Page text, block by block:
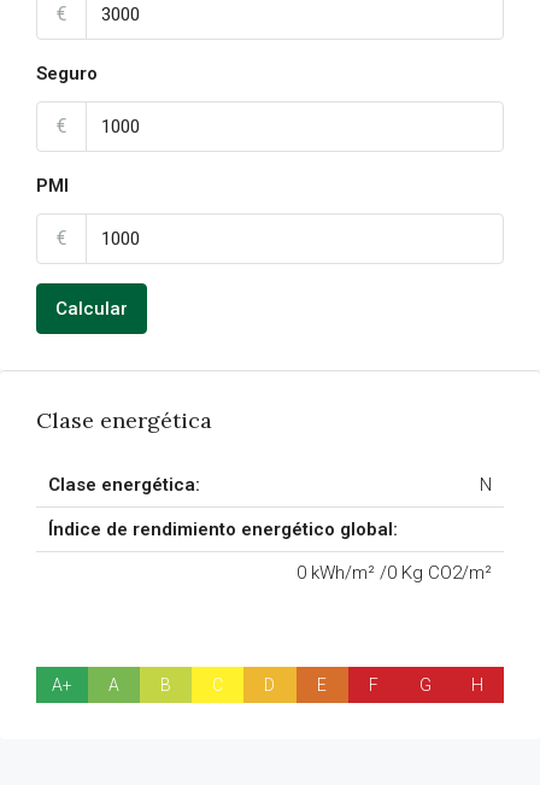
€
Seguro
€
PMI
€
Calcular
Clase energética
Clase energética: N
Índice de rendimiento energético global:
0 kWh/m² /0 Kg CO2/m²
A+ A B C D E F G H